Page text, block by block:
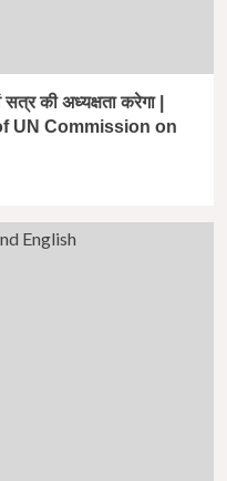
की अध्यक्षता करेगा |
UN Commission on